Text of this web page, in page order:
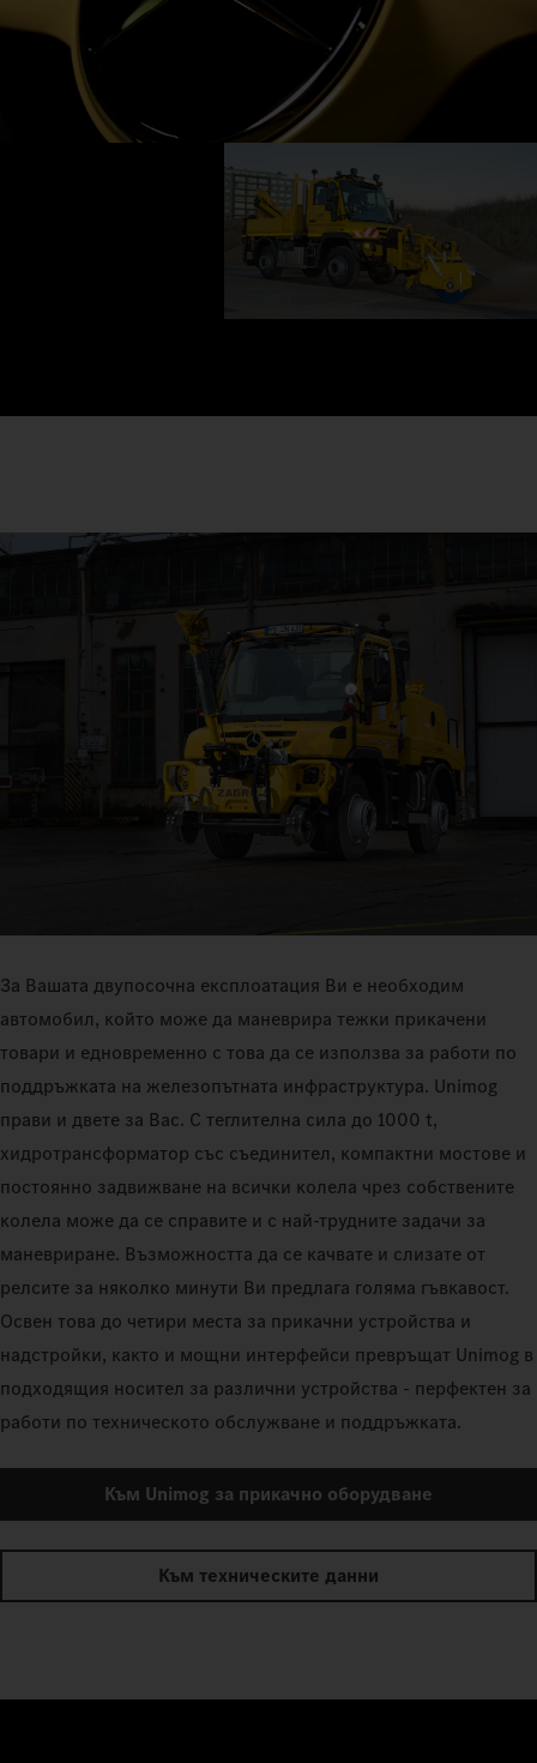
За Вашата двупосочна експлоатация Ви е необходим
автомобил, който може да маневрира тежки прикачени
товари и едновременно с това да се използва за работи по
поддръжката на железопътната инфраструктура. Unimog
прави и двете за Вас. С теглителна сила до 1000 t,
хидротрансформатор със съединител, компактни мостове и
постоянно задвижване на всички колела чрез собствените
колела може да се справите и с най-трудните задачи за
маневриране. Възможността да се качвате и слизате от
релсите за няколко минути Ви предлага голяма гъвкавост.
Освен това до четири места за прикачни устройства и
надстройки, както и мощни интерфейси превръщат Unimog в
подходящия носител за различни устройства - перфектен за
работи по техническото обслужване и поддръжката.
Към Unimog за прикачно оборудване
Към техническите данни